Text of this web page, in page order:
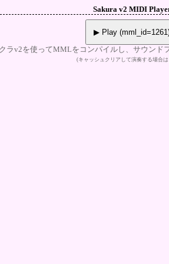
Sakura v2 MIDI
▶ Play
ラv2を使ってMMLをコンパイルし、サウンド
(キャッシュクリアして演奏する場合は